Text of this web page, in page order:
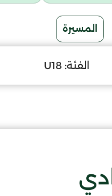
المسيرة
الفئة: U18